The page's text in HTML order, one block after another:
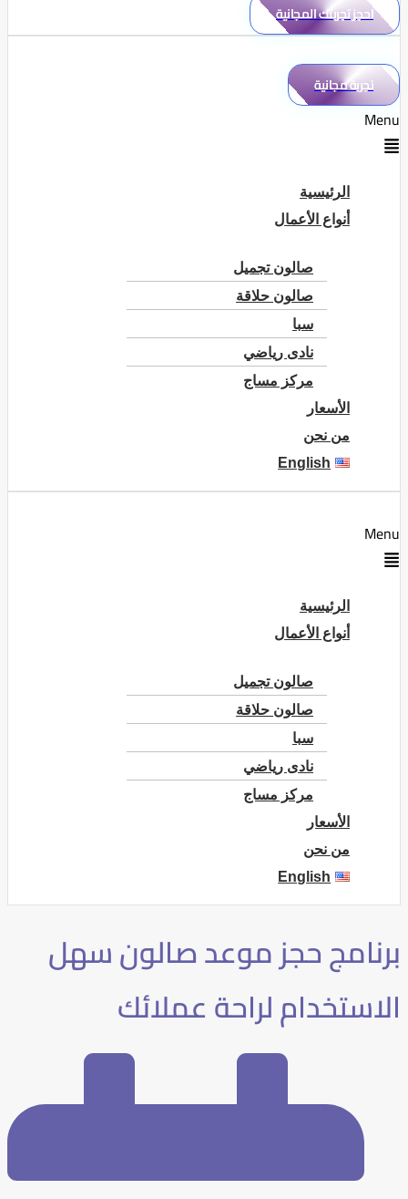
احجز تجربتك المجانية
تجربة مجانية
Menu
الرئيسية
أنواع الأعمال
صالون تجميل
صالون حلاقة
سبا
نادى رياضي
مركز مساج
الأسعار
من نحن
English
Menu
الرئيسية
أنواع الأعمال
صالون تجميل
صالون حلاقة
سبا
نادى رياضي
مركز مساج
الأسعار
من نحن
English
برنامج حجز موعد صالون سهل
الاستخدام لراحة عملائك